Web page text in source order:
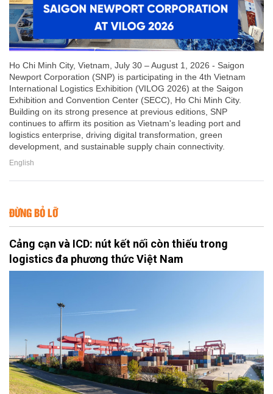
Ho Chi Minh City, Vietnam, July 30 – August 1, 2026 - Saigon
Newport Corporation (SNP) is participating in the 4th Vietnam
International Logistics Exhibition (VILOG 2026) at the Saigon
Exhibition and Convention Center (SECC), Ho Chi Minh City.
Building on its strong presence at previous editions, SNP
continues to affirm its position as Vietnam's leading port and
logistics enterprise, driving digital transformation, green
development, and sustainable supply chain connectivity.
English
ĐỪNG BỎ LỠ
Cảng cạn và ICD: nút kết nối còn thiếu trong
logistics đa phương thức Việt Nam